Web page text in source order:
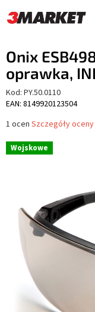
do
treści
Onix
oprawka,
Kod: PY.50.0110
EAN: 8149920123504
Średnia
produktu
wynosi
1 ocen Szczegóły oceny
Wojskowe